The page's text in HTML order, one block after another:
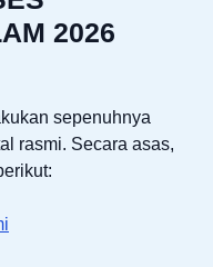
2026
sepenuhnya
rasmi. Secara asas,